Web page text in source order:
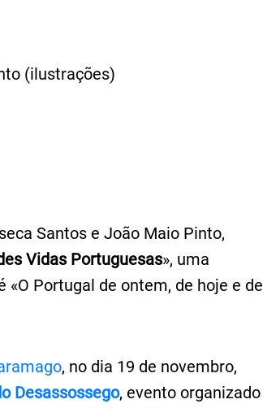
(ilustrações)
Santos e João Maio Pinto,
Vidas Portuguesas», uma
«O Portugal de ontem, de hoje e de
, no dia 19 de novembro,
Desassossego, evento organizado